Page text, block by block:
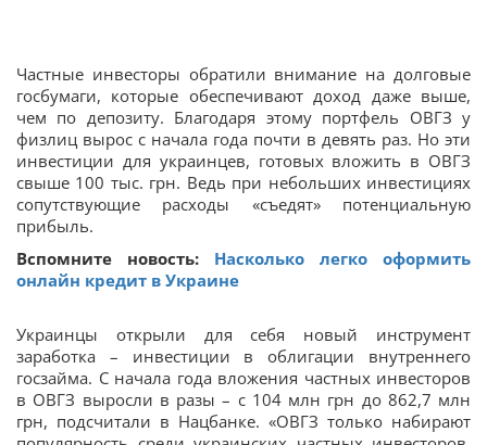
Частные инвесторы обратили внимание на долговые
госбумаги, которые обеспечивают доход даже выше,
чем по депозиту. Благодаря этому портфель ОВГЗ у
физлиц вырос с начала года почти в девять раз. Но эти
инвестиции для украинцев, готовых вложить в ОВГЗ
свыше 100 тыс. грн. Ведь при небольших инвестициях
сопутствующие расходы «съедят» потенциальную
прибыль.
Вспомните новость: Насколько легко оформить
онлайн кредит в Украине
Украинцы открыли для себя новый инструмент
заработка – инвестиции в облигации внутреннего
госзайма. С начала года вложения частных инвесторов
в ОВГЗ выросли в разы – с 104 млн грн до 862,7 млн
грн, подсчитали в Нацбанке. «ОВГЗ только набирают